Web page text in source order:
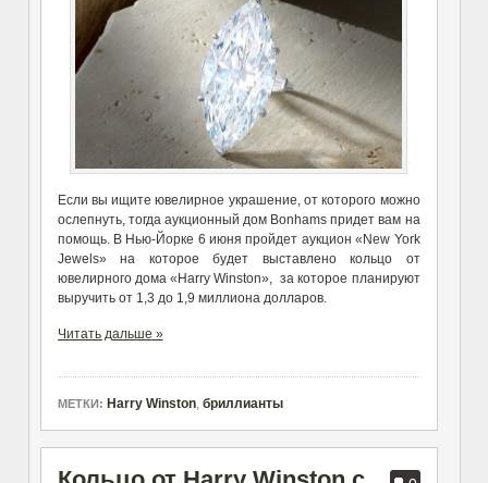
Если вы ищите ювелирное украшение, от которого можно
ослепнуть, тогда аукционный дом Bonhams придет вам на
помощь. В Нью-Йорке 6 июня пройдет аукцион «New York
Jewels» на которое будет выставлено кольцо от
ювелирного дома «Harry Winston», за которое планируют
выручить от 1,3 до 1,9 миллиона долларов.
Читать дальше »
МЕТКИ: Harry Winston, бриллианты